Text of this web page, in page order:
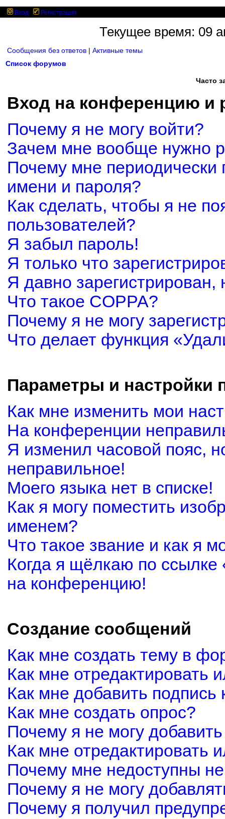
Вход Регистрация
Текущее время: 09
Сообщения без ответов | Активные темы
Список форумов
Часто
Вход на конференцию и
Почему я не могу войти?
Зачем мне вообще нужно
Почему мне периодически
имени и пароля?
Как сделать, чтобы я не
пользователей?
Я забыл пароль!
Я только что
Я давно
Что такое COPPA?
Почему я не могу
Что делает функция
Параметры и настройки
Как мне изменить мои
На конференции
Я изменил часовой пояс,
неправильное!
Моего языка нет в списке!
Как я могу поместить
именем?
Что такое звание и как я
Когда я щёлкаю по ссылке
на конференцию!
Создание сообщений
Как мне создать тему в
Как мне отредактировать
Как мне добавить
Как мне создать опрос?
Почему я не могу
Как мне отредактировать
Почему мне недоступны
Почему я не могу
Почему я получил